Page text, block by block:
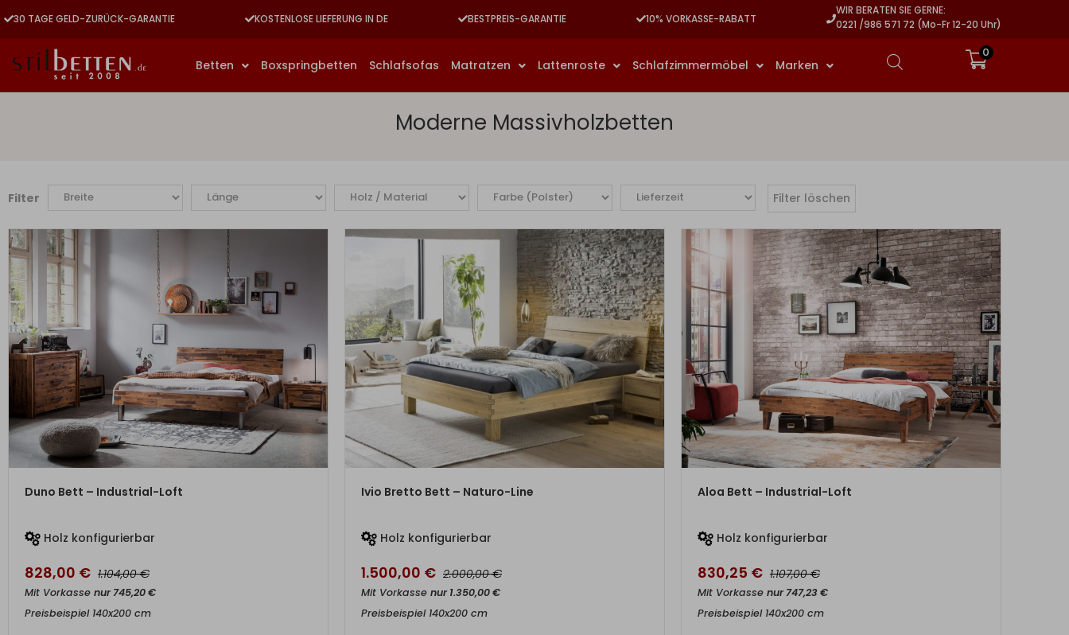
30 TAGE GELD-ZURÜCK-GARANTIE KOSTENLOSE LIEFERUNG IN DE BESTPREIS-GARANTIE 10% VORKASSE-RABATT
WIR BERATEN SIE GERNE:
0221 /986 571 72 (Mo-Fr 12-20 Uhr)
Betten Boxspringbetten Schlafsofas Matratzen Lattenroste Schlafzimmermöbel Marken
0
Moderne Massivholzbetten
Filter Filter löschen
ZUM PRODUKT
Duno Bett – Industrial-Loft
Holz konfigurierbar
828,00 € 1.104,00€
Mit Vorkasse nur745,20€
Preisbeispiel 140x200 cm
ZUM PRODUKT
Ivio Bretto Bett – Naturo-Line
Holz konfigurierbar
1.500,00 € 2.000,00€
Mit Vorkasse nur1.350,00€
Preisbeispiel 140x200 cm
ZUM PRODUKT
Aloa Bett – Industrial-Loft
Holz konfigurierbar
830,25 € 1.107,00€
Mit Vorkasse nur747,23€
Preisbeispiel 140x200 cm